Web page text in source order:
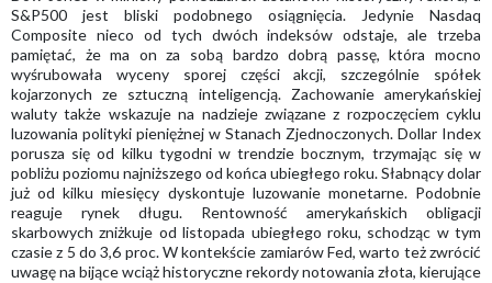
S&P500 jest bliski podobnego osiągnięcia. Jedynie Nasdaq
Composite nieco od tych dwóch indeksów odstaje, ale trzeba
pamiętać, że ma on za sobą bardzo dobrą passę, która mocno
wyśrubowała wyceny sporej części akcji, szczególnie spółek
kojarzonych ze sztuczną inteligencją. Zachowanie amerykańskiej
waluty także wskazuje na nadzieje związane z rozpoczęciem cyklu
luzowania polityki pieniężnej w Stanach Zjednoczonych. Dollar Index
porusza się od kilku tygodni w trendzie bocznym, trzymając się w
pobliżu poziomu najniższego od końca ubiegłego roku. Słabnący dolar
już od kilku miesięcy dyskontuje luzowanie monetarne. Podobnie
reaguje rynek długu. Rentowność amerykańskich obligacji
skarbowych zniżkuje od listopada ubiegłego roku, schodząc w tym
czasie z 5 do 3,6 proc. W kontekście zamiarów Fed, warto też zwrócić
uwagę na bijące wciąż historyczne rekordy notowania złota, kierujące